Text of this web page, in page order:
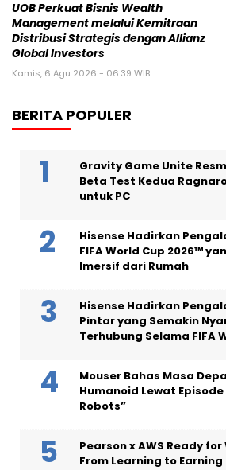
UOB Perkuat Bisnis Wealth
Management melalui Kemitraan
Distribusi Strategis dengan Allianz
Global Investors
Kamis, 6 Agu 2026 - 06:39 WIB
BERITA POPULER
Gravity Game Unite
Beta Test Kedua
untuk PC
Hisense Hadirkan
FIFA World Cup 2026™
Imersif dari Rumah
Hisense Hadirkan
Pintar yang Semakin
Terhubung Selama FIFA
Mouser Bahas Masa
Humanoid Lewat Episode
Robots”
Pearson x AWS Ready for
From Learning to